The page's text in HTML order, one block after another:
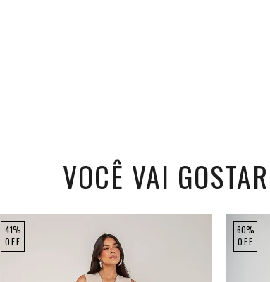
VOCÊ VAI
41%
OFF
60%
OFF